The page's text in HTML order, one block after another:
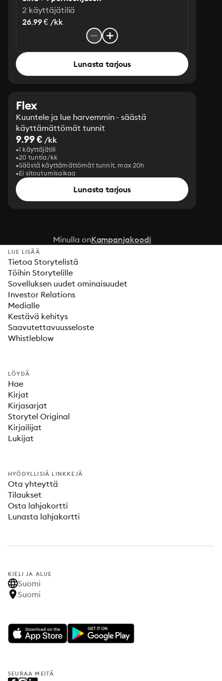
2 käyttäjätiliä
26.99 € /kk
Lunasta tarjous
Flex
Kuuntele ja lue harvemmin - säästä
käyttämättömät tunnit
9.99 € /kk
1 käyttäjätili
20 tuntia/kk
Säästä käyttämättömät tunnit, max 20h
Ei sitoutumisaikaa
Lunasta tarjous
Minulla onKampanjakoodi
LUE LISÄÄ
Tietoa Storytelistä
Töihin Storytelille
Sovelluksen uudet ominaisuudet
Investor Relations
Medialle
Kestävä kehitys
Saavutettavuusseloste
Whistleblow
LÖYDÄ
Hae
Kirjat
Kirjasarjat
Storytel Original
Kirjailijat
Lukijat
HYÖDYLLISIÄ LINKKEJÄ
Ota yhteyttä
Tilaukset
Osta lahjakortti
Lunasta lahjakortti
KIELI JA ALUE
Suomi
Suomi
SEURAA MEITÄ